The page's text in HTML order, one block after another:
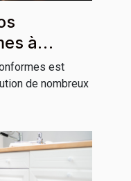
à
est
de nombreux